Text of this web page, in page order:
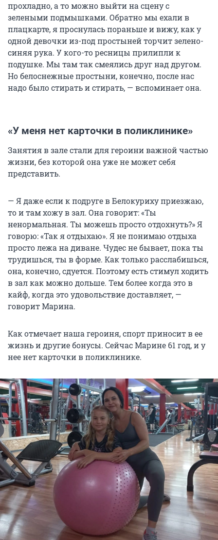
прохладно, а то можно выйти на сцену с
зелеными подмышками. Обратно мы ехали в
плацкарте, я проснулась пораньше и вижу, как у
одной девочки из-под простыней торчит зелено-
синяя рука. У кого-то ресницы прилипли к
подушке. Мы там так смеялись друг над другом.
Но белоснежные простыни, конечно, после нас
надо было стирать и стирать, — вспоминает она.
«У меня нет карточки в поликлинике»
Занятия в зале стали для героини важной частью
жизни, без которой она уже не может себя
представить.
— Я даже если к подруге в Белокуриху приезжаю,
то и там хожу в зал. Она говорит: «Ты
ненормальная. Ты можешь просто отдохнуть?» Я
говорю: «Так я отдыхаю». Я не понимаю отдыха
просто лежа на диване. Чудес не бывает, пока ты
трудишься, ты в форме. Как только расслабишься,
она, конечно, сдуется. Поэтому есть стимул ходить
в зал как можно дольше. Тем более когда это в
кайф, когда это удовольствие доставляет, —
говорит Марина.
Как отмечает наша героиня, спорт приносит в ее
жизнь и другие бонусы. Сейчас Марине 61 год,и у
нее нет карточки в поликлинике.